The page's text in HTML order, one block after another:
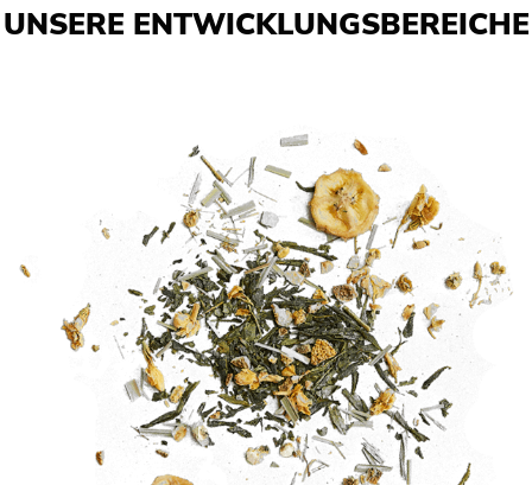
UNSERE ENTWICKLUNGSBEREICHE